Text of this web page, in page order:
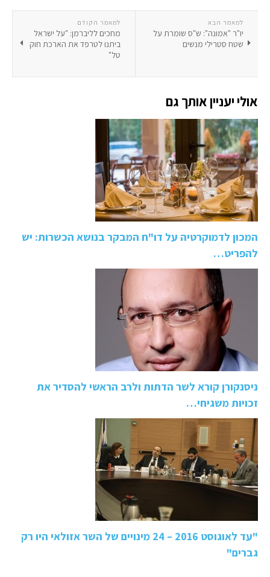
למאמר הקודם
מחכים לליברמן: "על ישראל
ביתנו לטרפד את הארכת חוק
טל"
למאמר הבא
יו"ר "אמונה": ש"ס שומרת על
שטח סטרילי מנשים
אולי יעניין אותך גם
המכון לדמוקרטיה על דו"ח המבקר בנושא הכשרות: יש
להפריט…
ניסנקורן קורא לשר הדתות ולרב הראשי להסדיר את
זכויות משגיחי…
"עד לאוגוסט 2016 – 24 מינויים של השר אזולאי היו רק
גברים"